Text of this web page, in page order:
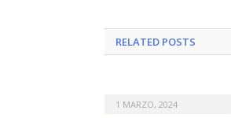
RELATED POSTS
1 MARZO, 2024